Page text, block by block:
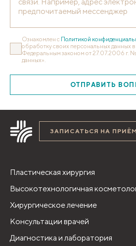
Ознакомлен с Политикой
обработку своих персональных данных в
Федеральным законом от 27.07.2006 г.
данных».
ОТПРАВИТЬ
ЗАПИСАТЬСЯ НА ПРИЁМ
Пластическая хирургия
Высокотехнологичная
Хирургическое лечение
Консультации врачей
Диагностика и лаборатория